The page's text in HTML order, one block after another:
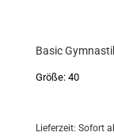
Basic
Größe: 40
Lieferzeit: Sofort